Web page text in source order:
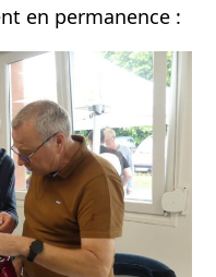
en permanence :